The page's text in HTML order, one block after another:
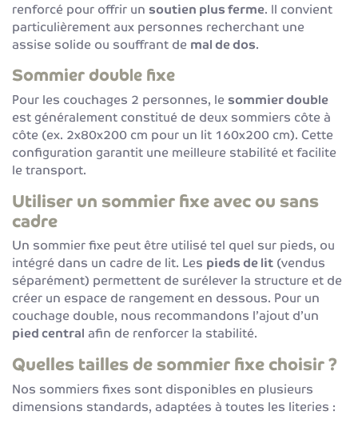
renforcé pour offrir un soutien plus ferme. Il convient
particulièrement aux personnes recherchant une
assise solide ou souffrant de mal de dos.
Sommier double fixe
Pour les couchages 2 personnes, le sommier double
est généralement constitué de deux sommiers côte à
côte (ex. 2x80x200 cm pour un lit 160x200 cm). Cette
configuration garantit une meilleure stabilité et facilite
le transport.
Utiliser un sommier fixe avec ou sans
cadre
Un sommier fixe peut être utilisé tel quel sur pieds, ou
intégré dans un cadre de lit. Les pieds de lit (vendus
séparément) permettent de surélever la structure et de
créer un espace de rangement en dessous. Pour un
couchage double, nous recommandons l’ajout d’un
pied central afin de renforcer la stabilité.
Quelles tailles de sommier fixe choisir ?
Nos sommiers fixes sont disponibles en plusieurs
dimensions standards, adaptées à toutes les literies :